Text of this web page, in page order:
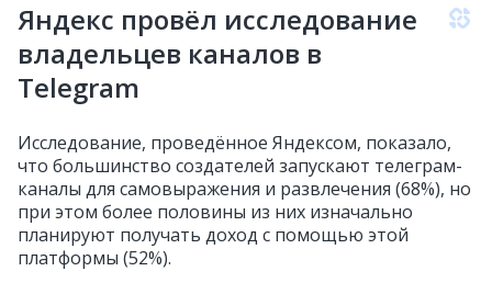
Яндекс провёл исследование
владельцев каналов в
Telegram
Исследование, проведённое Яндексом, показало,
что большинство создателей запускают телеграм-
каналы для самовыражения и развлечения (68%), но
при этом более половины из них изначально
планируют получать доход с помощью этой
платформы (52%).